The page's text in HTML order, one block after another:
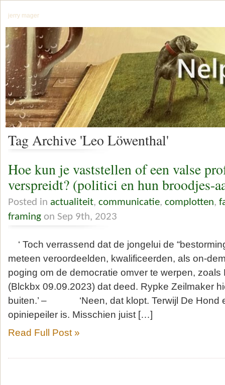
jerry mager
Tag Archive 'Leo Löwenthal'
Hoe kun je vaststellen of een valse
verspreidt? (politici en hun broodjes-
Posted in actualiteit, communicatie, complotten,
framing on Sep 9th, 2023
‘ Toch verrassend dat de jongelui de
meteen veroordeelden, kwalificeerden, als on-
poging om de democratie omver te werpen, zoals
(Blckbx 09.09.2023) dat deed. Rypke Zeilmaker
buiten.’ – ‘Neen, dat klopt. Terwijl De Hond
opiniepeiler is. Misschien juist […]
Read Full Post »